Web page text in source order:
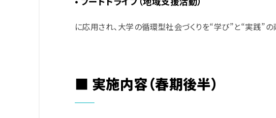
に応用され、大学の循環型社会づくりを“学び”と“実践”の
■ 実施内容（春期後半）